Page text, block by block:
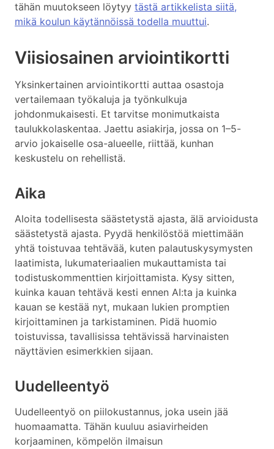
tähän muutokseen löytyy tästä artikkelista siitä,
mikä koulun käytännöissä todella muuttui.
Viisiosainen arviointikortti
Yksinkertainen arviointikortti auttaa osastoja
vertailemaan työkaluja ja työnkulkuja
johdonmukaisesti. Et tarvitse monimutkaista
taulukkolaskentaa. Jaettu asiakirja, jossa on 1–5-
arvio jokaiselle osa-alueelle, riittää, kunhan
keskustelu on rehellistä.
Aika
Aloita todellisesta säästetystä ajasta, älä arvioidusta
säästetystä ajasta. Pyydä henkilöstöä miettimään
yhtä toistuvaa tehtävää, kuten palautuskysymysten
laatimista, lukumateriaalien mukauttamista tai
todistuskommenttien kirjoittamista. Kysy sitten,
kuinka kauan tehtävä kesti ennen AI:ta ja kuinka
kauan se kestää nyt, mukaan lukien promptien
kirjoittaminen ja tarkistaminen. Pidä huomio
toistuvissa, tavallisissa tehtävissä harvinaisten
näyttävien esimerkkien sijaan.
Uudelleentyö
Uudelleentyö on piilokustannus, joka usein jää
huomaamatta. Tähän kuuluu asiavirheiden
korjaaminen, kömpelön ilmaisun